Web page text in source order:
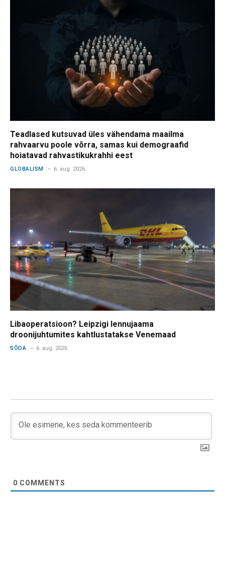
Teadlased kutsuvad üles vähendama maailma
rahvaarvu poole võrra, samas kui demograafid
hoiatavad rahvastikukrahhi eest
GLOBALISM 6. aug. 2026
Libaoperatsioon? Leipzigi lennujaama
droonijuhtumites kahtlustatakse Venemaad
SÕDA 6. aug. 2026
0 COMMENTS